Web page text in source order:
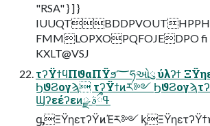
"RSA" } ] }
FMMLOPXOPQFOJEDPO fi
KXLT@VSJ
τʔΫϯϥΠϑαΠΫϧ؅ཧઓུ ύλʔϯ ΞΫηε τʔΫϯͷར༻
ϦϑϨογϡ τʔΫϯͷར༻
Ϣʔεέʔεͷྫ ߟྀࣄ߲
ᶃΞΫηετʔΫͷΈར༻